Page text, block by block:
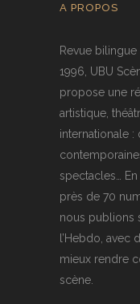
A PROPOS
Revue
1996, UBU
propose une
artistique,
internationale :
spectacles…
près de 70
nous publions
l’Hebdo, avec
mieux rendre
scène.